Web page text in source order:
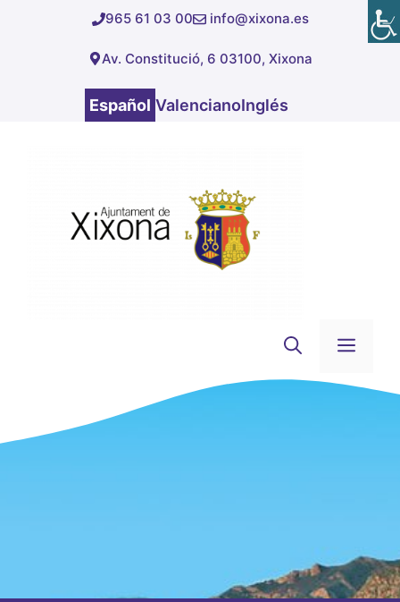
965 61 03 00 info@xixona.es
Av. Constitució, 6 03100, Xixona
Español ValencianoInglés